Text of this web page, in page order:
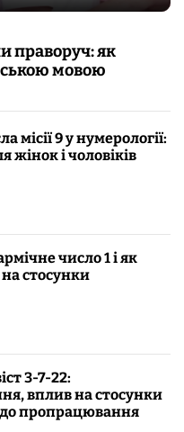
праворуч: як
мовою
місії 9 у нумерології:
жінок і чоловіків
число 1 і як
стосунки
3-7-22:
вплив на стосунки
пропрацювання